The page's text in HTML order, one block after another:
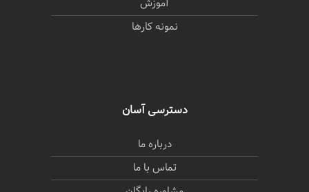
آموزش
نمونه کارها
دسترسی آسان
درباره ما
تماس با ما